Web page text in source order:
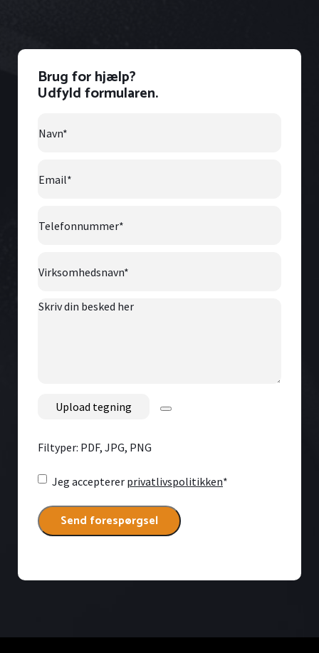
Brug for hjælp?
Udfyld formularen.
Skriv
Filtyper: PDF, JPG, PNG
Consent*
Jeg accepterer privatlivspolitikken*